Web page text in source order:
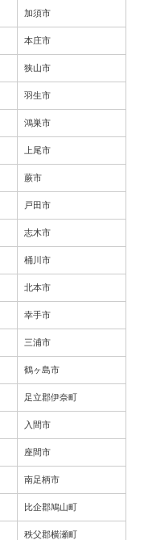
加須市
本庄市
狭山市
羽生市
鴻巣市
上尾市
蕨市
戸田市
志木市
桶川市
北本市
幸手市
三浦市
鶴ヶ島市
足立郡伊奈町
入間市
座間市
南足柄市
比企郡鳩山町
秩父郡横瀬町